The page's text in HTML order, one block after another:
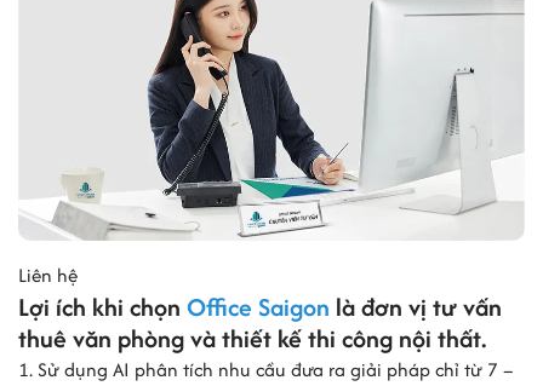
Liên hệ
Lợi ích khi chọn Office Saigon là đơn vị tư vấn
thuê văn phòng và thiết kế thi công nội thất.
1. Sử dụng AI phân tích nhu cầu đưa ra giải pháp chỉ từ 7 –